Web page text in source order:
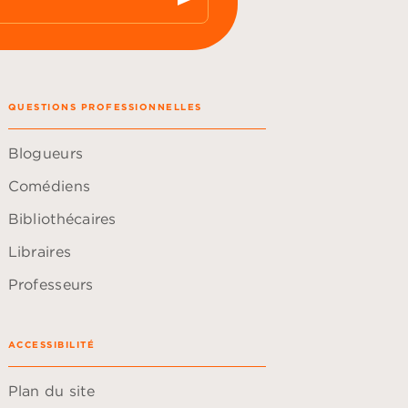
QUESTIONS PROFESSIONNELLES
Blogueurs
Comédiens
Bibliothécaires
Libraires
Professeurs
ACCESSIBILITÉ
Plan du site